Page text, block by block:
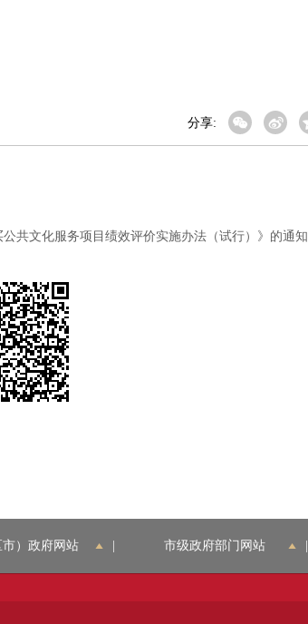
分享:
共文化服务项目绩效评价实施办法（试行）》的通知
）政府网站 市级政府部门网站